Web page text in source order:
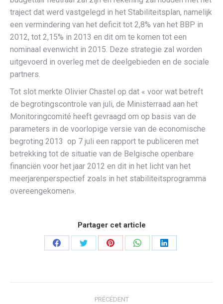
traject dat werd vastgelegd in het Stabiliteitsplan, namelijk
een vermindering van het deficit tot 2,8% van het BBP in
2012, tot 2,15% in 2013 en dit om te komen tot een
nominaal evenwicht in 2015. Deze strategie zal worden
uitgevoerd in overleg met de deelgebieden en de sociale
partners.
Tot slot merkte Olivier Chastel op dat « voor wat betreft
de begrotingscontrole van juli, de Ministerraad aan het
Monitoringcomité heeft gevraagd om op basis van de
parameters in de voorlopige versie van de economische
begroting 2013 op 7 juli een rapport te publiceren met
betrekking tot de situatie van de Belgische openbare
financiën voor het jaar 2012 en dit in het licht van het
meerjarenperspectief zoals in het stabiliteitsprogramma
overeengekomen».
Partager cet article
PartagerPartagerPartagerPartagerPartager
PRÉCÉDENT